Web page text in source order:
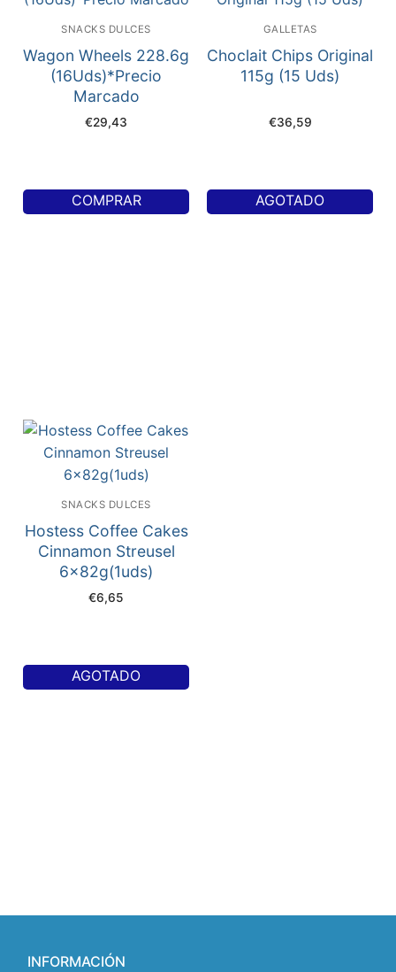
SNACKS DULCES
Wagon Wheels 228.6g
(16Uds)*Precio
Marcado
€29,43
COMPRAR
GALLETAS
Choclait Chips Original
115g (15 Uds)
€36,59
AGOTADO
SNACKS DULCES
Hostess Coffee Cakes
Cinnamon Streusel
6x82g(1uds)
€6,65
AGOTADO
INFORMACIÓN